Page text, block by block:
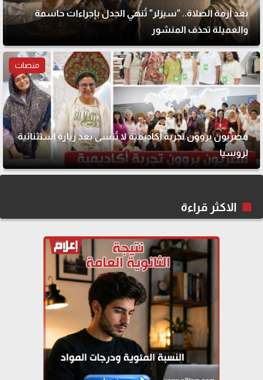
بعد أزمة الصلاة.. "سيزلر" تُنهي الجدل بإجراءات حاسمة
والعميلة تحذف المنشور
منصات
مصريون يروون تجربة أكاديمية لا تُنسى بعد زيارة استثنائية
لروسيا
الاكثر قراءة